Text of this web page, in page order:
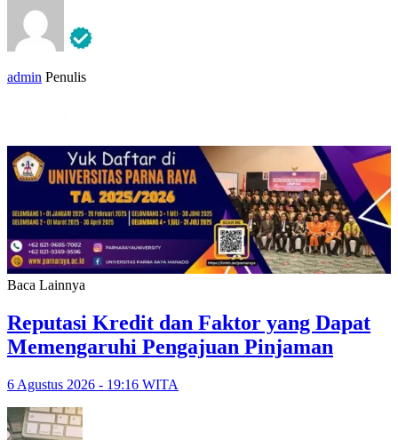
admin Penulis
Baca Lainnya
Reputasi Kredit dan Faktor yang Dapat
Memengaruhi Pengajuan Pinjaman
6 Agustus 2026 - 19:16 WITA